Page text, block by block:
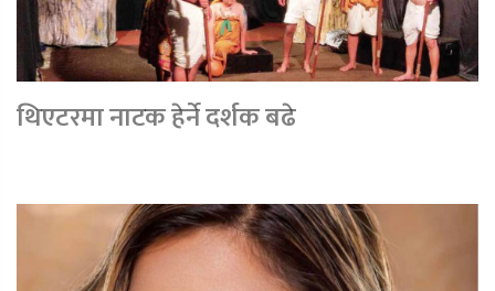
थिएटरमा नाटक हेर्ने दर्शक बढे